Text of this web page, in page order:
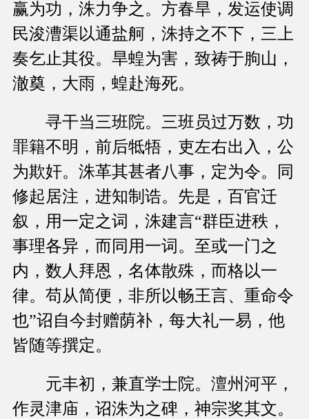
赢为功，洙力争之。方春旱，发运使调
民浚漕渠以通盐舸，洙持之不下，三上
奏乞止其役。旱蝗为害，致祷于朐山，
澈奠，大雨，蝗赴海死。
寻干当三班院。三班员过万数，功
罪籍不明，前后牴牾，吏左右出入，公
为欺奸。洙革其甚者八事，定为令。同
修起居注，进知制诰。先是，百官迁
叙，用一定之词，洙建言“群臣进秩，
事理各异，而同用一词。至或一门之
内，数人拜恩，名体散殊，而格以一
律。苟从简便，非所以畅王言、重命令
也”诏自今封赠荫补，每大礼一易，他
皆随等撰定。
元丰初，兼直学士院。澶州河平，
作灵津庙，诏洙为之碑，神宗奖其文。